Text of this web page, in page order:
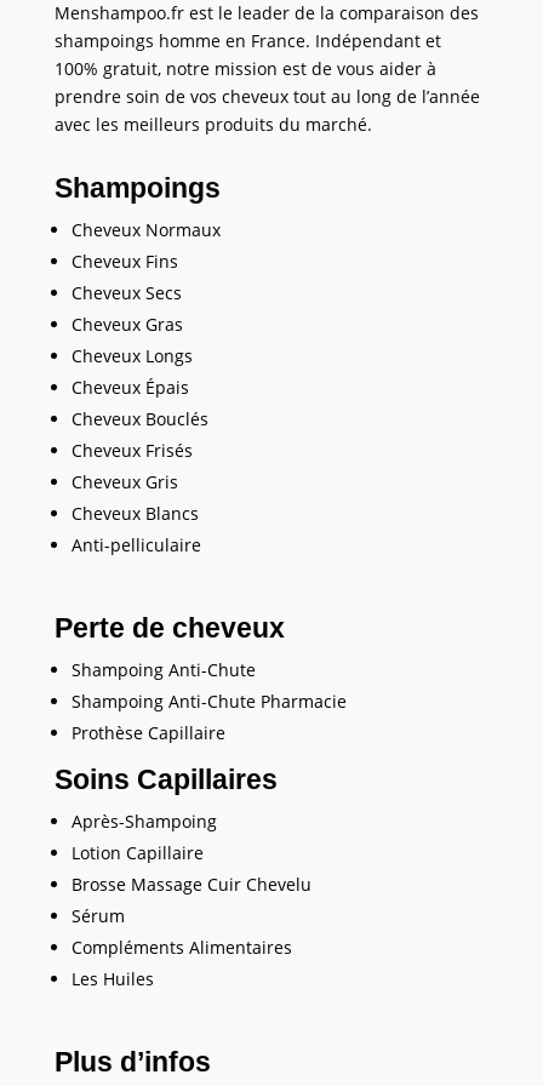
Menshampoo.fr est le leader de la comparaison des
shampoings homme en France. Indépendant et
100% gratuit, notre mission est de vous aider à
prendre soin de vos cheveux tout au long de l’année
avec les meilleurs produits du marché.
Shampoings
Cheveux Normaux
Cheveux Fins
Cheveux Secs
Cheveux Gras
Cheveux Longs
Cheveux Épais
Cheveux Bouclés
Cheveux Frisés
Cheveux Gris
Cheveux Blancs
Anti-pelliculaire
Perte de cheveux
Shampoing Anti-Chute
Shampoing Anti-Chute Pharmacie
Prothèse Capillaire
Soins Capillaires
Après-Shampoing
Lotion Capillaire
Brosse Massage Cuir Chevelu
Sérum
Compléments Alimentaires
Les Huiles
Plus d’infos